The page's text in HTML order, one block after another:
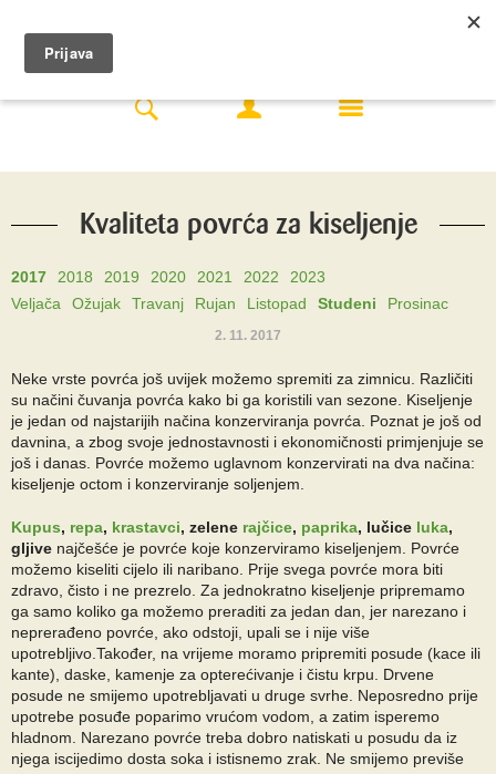
Kvaliteta povrća za kiseljenje
2017 2018 2019 2020 2021 2022
2023
Veljača
Ožujak Travanj Rujan Listopad Studeni Prosinac
2. 11. 2017
Neke vrste povrća još uvijek možemo spremiti za zimnicu. Različiti
su načini čuvanja povrća kako bi ga koristili van sezone. Kiseljenje
je jedan od najstarijih načina konzerviranja povrća. Poznat je još od
davnina, a zbog svoje jednostavnosti i ekonomičnosti primjenjuje se
još i danas. Povrće možemo uglavnom konzervirati na dva načina:
kiseljenje octom i konzerviranje soljenjem.
Kupus, repa, krastavci, zelene rajčice, paprika, lučice luka,
gljive najčešće je povrće koje konzerviramo kiseljenjem. Povrće
možemo kiseliti cijelo ili naribano. Prije svega povrće mora biti
zdravo, čisto i ne prezrelo. Za jednokratno kiseljenje pripremamo
ga samo koliko ga možemo preraditi za jedan dan, jer narezano i
neprerađeno povrće, ako odstoji, upali se i nije više
upotrebljivo.Također, na vrijeme moramo pripremiti posude (kace ili
kante), daske, kamenje za opterećivanje i čistu krpu. Drvene
posude ne smijemo upotrebljavati u druge svrhe. Neposredno prije
upotrebe posuđe poparimo vrućom vodom, a zatim isperemo
hladnom. Narezano povrće treba dobro natiskati u posudu da iz
njega iscijedimo dosta soka i istisnemo zrak. Ne smijemo previše